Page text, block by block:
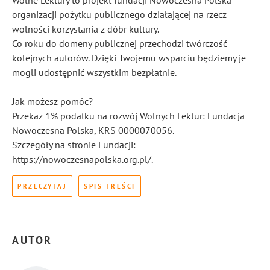
organizacji pożytku publicznego działającej na rzecz
wolności korzystania z dóbr kultury.
Co roku do domeny publicznej przechodzi twórczość
kolejnych autorów. Dzięki Twojemu wsparciu będziemy je
mogli udostępnić wszystkim bezpłatnie.
Jak możesz pomóc?
Przekaż 1% podatku na rozwój Wolnych Lektur: Fundacja
Nowoczesna Polska, KRS 0000070056.
Szczegóły na stronie Fundacji:
https://nowoczesnapolska.org.pl/.
PRZECZYTAJ SPIS TREŚCI
AUTOR